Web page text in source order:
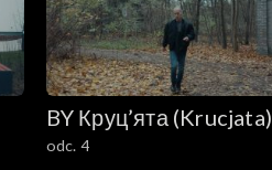
BY Круц’ята (Krucjata)
odc. 4